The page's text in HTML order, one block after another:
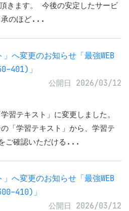
きます。 今後の安定したサービ
承のほど...
」へ変更のお知らせ「最強WEB
401)」
公開日 2026/03/12
習テキスト」に変更しました。
「学習テキスト」から、学習テ
ご確認いただける...
」へ変更のお知らせ「最強WEB
410)」
公開日 2026/03/12